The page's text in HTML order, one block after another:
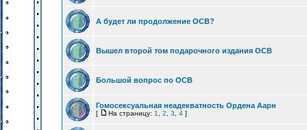
А будет ли продолжение ОСВ?
Вышел второй том подарочного издания ОСВ
Большой вопрос по ОСВ
Гомосексуальная неадекватность Ордена Аарн
[ На страницу: 1 2 3 4 ]